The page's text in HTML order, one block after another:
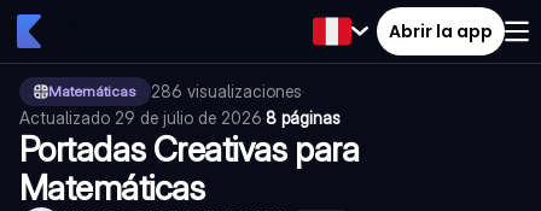
Abrir la app
Matemáticas 286 visualizaciones·
Actualizado 29 de julio de 2026·8 páginas
Portadas Creativas para
Matemáticas